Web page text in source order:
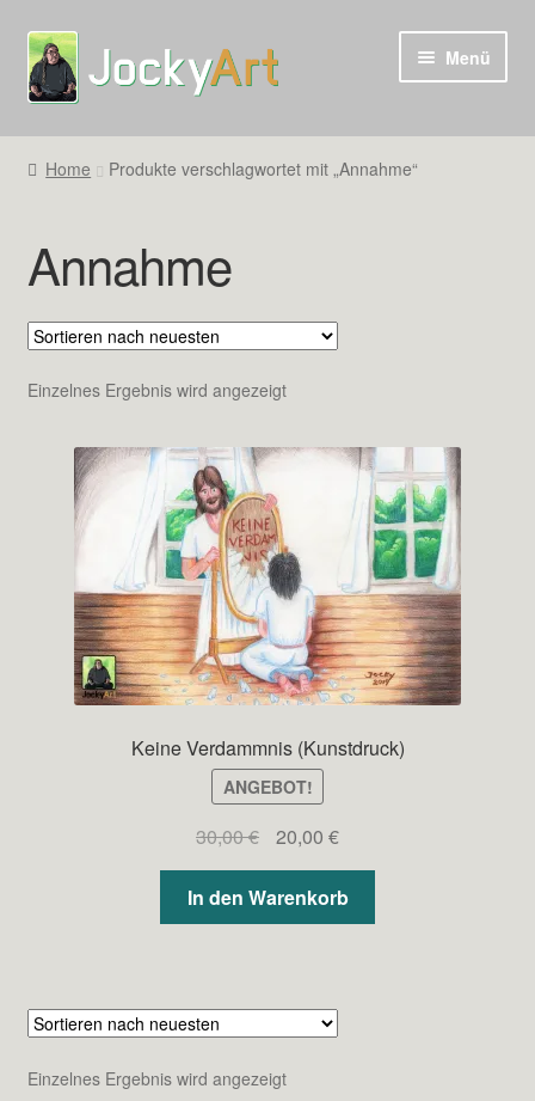
Zur
Navigation
springen
Zum
Inhalt
springen
Menü
Home Produkte verschlagwortet mit „Annahme“
Annahme
Einzelnes Ergebnis wird angezeigt
Keine Verdammnis (Kunstdruck)
ANGEBOT!
30,00€
Ursprünglicher
Preis
war:
30,00 €
20,00 €Aktueller
Preis
ist:
20,00 €.
In den Warenkorb
Einzelnes Ergebnis wird angezeigt